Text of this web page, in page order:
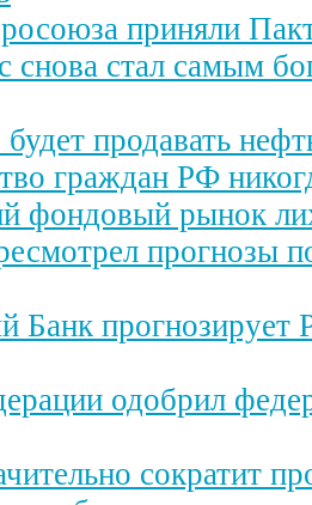
приняли
снова стал самым
продавать
граждан РФ
фондовый рынок
прогнозы
Банк прогнозирует
одобрил
сократит